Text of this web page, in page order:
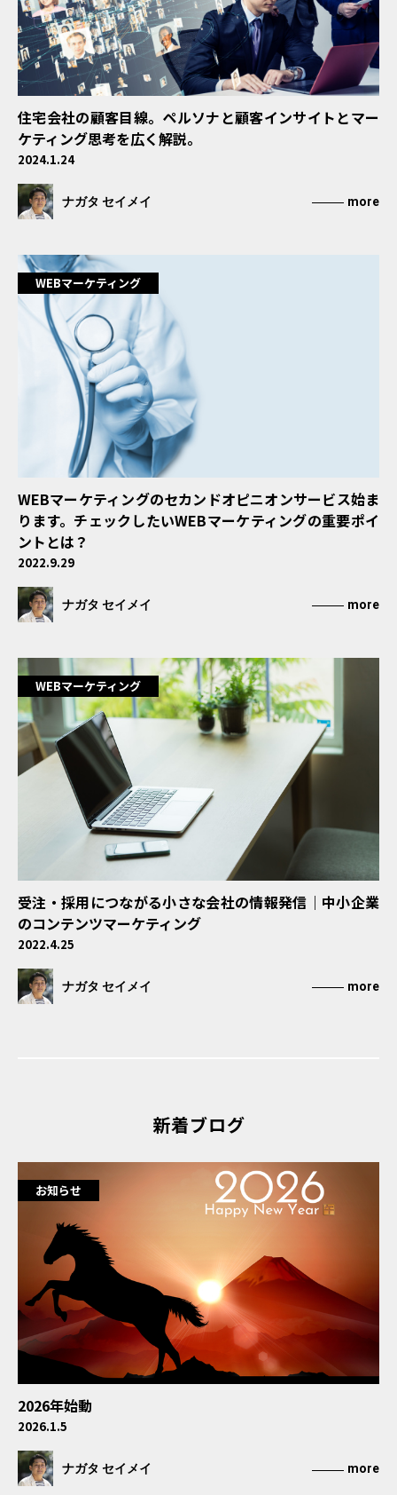
住宅会社の顧客目線。ペルソナと顧客インサイトとマー
ケティング思考を広く解説。
2024.1.24
ナガタ セイメイ more
WEBマーケティング
WEBマーケティングのセカンドオピニオンサービス始ま
ります。チェックしたいWEBマーケティングの重要ポイ
ントとは？
2022.9.29
ナガタ セイメイ more
WEBマーケティング
受注・採用につながる小さな会社の情報発信｜中小企業
のコンテンツマーケティング
2022.4.25
ナガタ セイメイ more
新着ブログ
お知らせ
2026年始動
2026.1.5
ナガタ セイメイ more